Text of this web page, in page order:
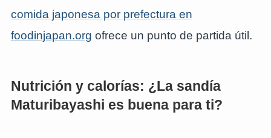
comida japonesa por prefectura en
foodinjapan.org ofrece un punto de partida útil.
Nutrición y calorías: ¿La sandía
Maturibayashi es buena para ti?